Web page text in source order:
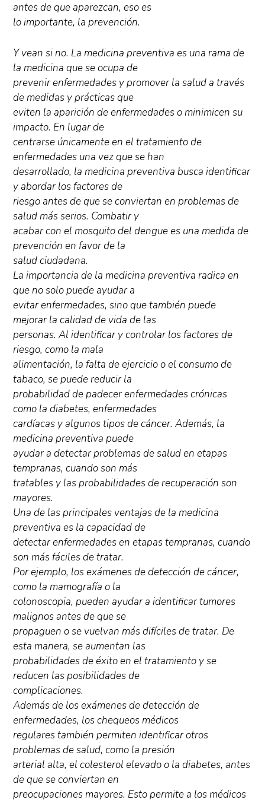
antes de que aparezcan, eso es
lo importante, la prevención.
Y vean si no. La medicina preventiva es una rama de
la medicina que se ocupa de
prevenir enfermedades y promover la salud a través
de medidas y prácticas que
eviten la aparición de enfermedades o minimicen su
impacto. En lugar de
centrarse únicamente en el tratamiento de
enfermedades una vez que se han
desarrollado, la medicina preventiva busca identificar
y abordar los factores de
riesgo antes de que se conviertan en problemas de
salud más serios. Combatir y
acabar con el mosquito del dengue es una medida de
prevención en favor de la
salud ciudadana.
La importancia de la medicina preventiva radica en
que no solo puede ayudar a
evitar enfermedades, sino que también puede
mejorar la calidad de vida de las
personas. Al identificar y controlar los factores de
riesgo, como la mala
alimentación, la falta de ejercicio o el consumo de
tabaco, se puede reducir la
probabilidad de padecer enfermedades crónicas
como la diabetes, enfermedades
cardíacas y algunos tipos de cáncer. Además, la
medicina preventiva puede
ayudar a detectar problemas de salud en etapas
tempranas, cuando son más
tratables y las probabilidades de recuperación son
mayores.
Una de las principales ventajas de la medicina
preventiva es la capacidad de
detectar enfermedades en etapas tempranas, cuando
son más fáciles de tratar.
Por ejemplo, los exámenes de detección de cáncer,
como la mamografía o la
colonoscopia, pueden ayudar a identificar tumores
malignos antes de que se
propaguen o se vuelvan más difíciles de tratar. De
esta manera, se aumentan las
probabilidades de éxito en el tratamiento y se
reducen las posibilidades de
complicaciones.
Además de los exámenes de detección de
enfermedades, los chequeos médicos
regulares también permiten identificar otros
problemas de salud, como la presión
arterial alta, el colesterol elevado o la diabetes, antes
de que se conviertan en
preocupaciones mayores. Esto permite a los médicos